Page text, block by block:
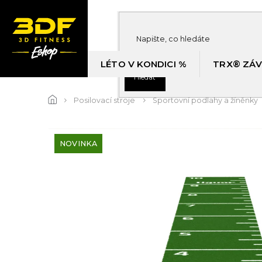
obsah
Hledat
LÉTO V KONDICI % TRX®
Posilovací stroje Sportovní podlahy a žíněnky
NOVINKA